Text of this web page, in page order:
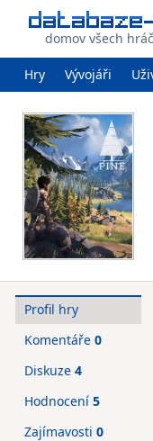
domov všech
Hry Vývojáři
Profil hry
Komentáře 0
Diskuze 4
Hodnocení 5
Zajímavosti 0